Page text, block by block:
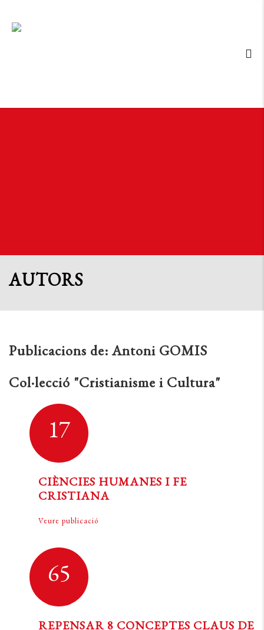
AUTORS
Publicacions de:Antoni GOMIS
Col·lecció "Cristianisme i Cultura"
17
CIÈNCIES HUMANES I FE
CRISTIANA
Veure publicació
65
REPENSAR 8 CONCEPTES CLAUS DE